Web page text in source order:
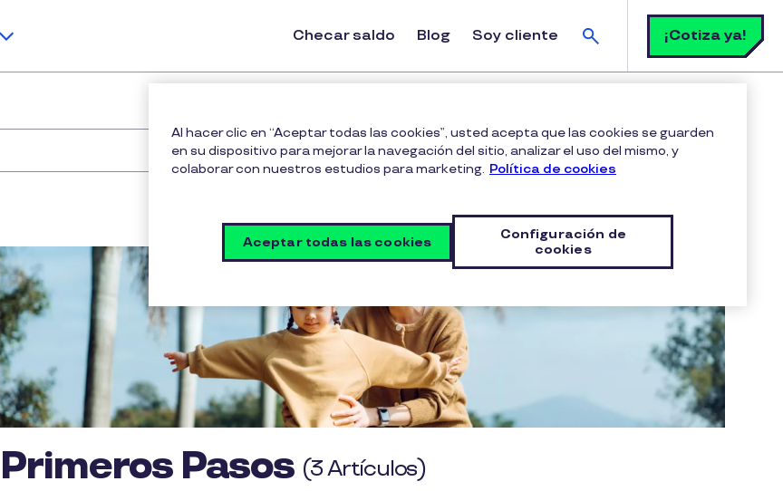
Checar saldo Blog Soy cliente
Buscar
¡Cotiza ya!
Primeros Pasos (3 Artículos)
Al hacer clic en “Aceptar todas las cookies”, usted acepta que las cookies se guarden
en su dispositivo para mejorar la navegación del sitio, analizar el uso del mismo, y
colaborar con nuestros estudios para marketing. Política de cookies
Configuración de
cookies
Aceptar todas las cookies